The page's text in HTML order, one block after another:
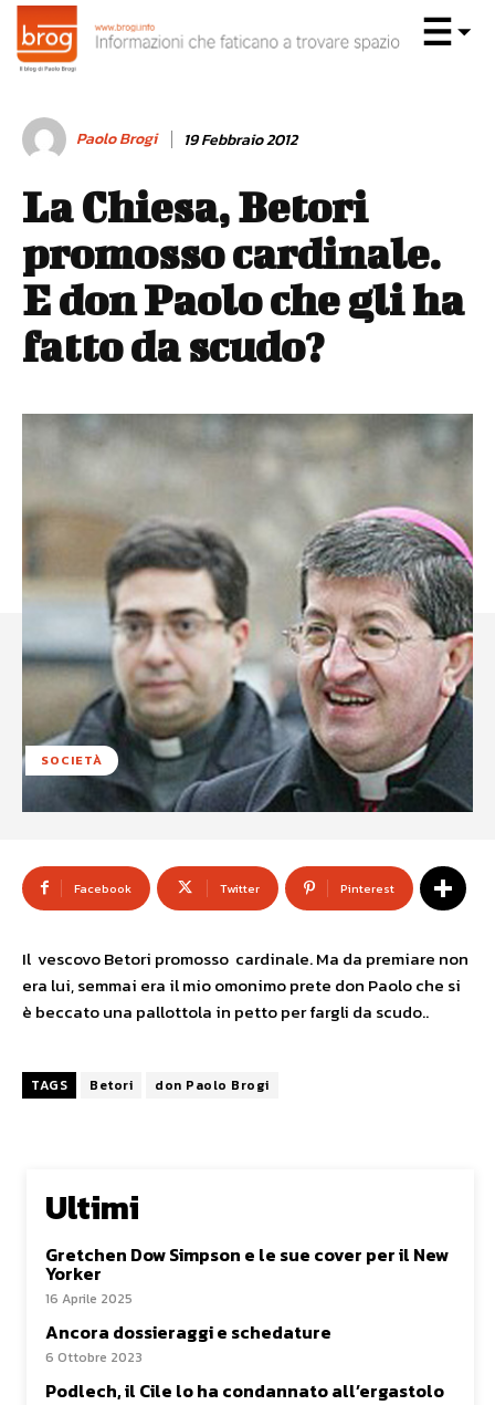
Paolo Brogi 19 Febbraio 2012
La Chiesa, Betori
promosso cardinale.
E don Paolo che gli ha
fatto da scudo?
SOCIETÀ
Facebook Twitter Pinterest
Il vescovo Betori promosso cardinale. Ma da premiare non
era lui, semmai era il mio omonimo prete don Paoloche si
è beccato una pallottola in petto per fargli da scudo..
TAGS Betori don Paolo Brogi
Ultimi
Gretchen Dow Simpson e le sue cover per il New
Yorker
16 Aprile 2025
Ancora dossieraggi e schedature
6 Ottobre 2023
Podlech, il Cile lo ha condannato all’ergastolo